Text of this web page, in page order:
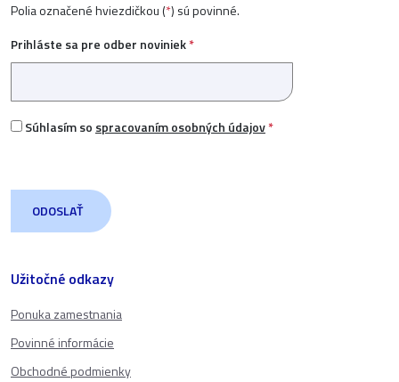
Užitočné odkazy
Ponuka zamestnania
Povinné informácie
Obchodné podmienky
Polia označené hviezdičkou (*) sú povinné.
Prihláste sa pre odber noviniek*
Súhlasím so spracovaním osobných údajov*